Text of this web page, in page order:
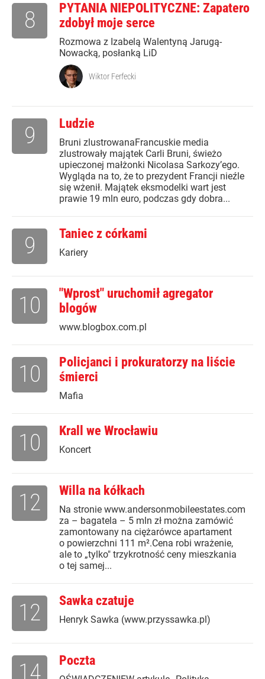
PYTANIA NIEPOLITYCZNE: Zapatero
zdobył moje serce
Rozmowa z Izabelą Walentyną Jarugą-
Nowacką, posłanką LiD
8
Wiktor Ferfecki
Ludzie
Bruni zlustrowanaFrancuskie media
zlustrowały majątek Carli Bruni, świeżo
upieczonej małżonki Nicolasa Sarkozy’ego.
Wygląda na to, że to prezydent Francji nieźle
się wżenił. Majątek eksmodelki wart jest
prawie 19 mln euro, podczas gdy dobra...
9
Taniec z córkami
Kariery
9
"Wprost" uruchomił agregator
blogów
www.blogbox.com.pl
10
Policjanci i prokuratorzy na liście
śmierci
Mafia
10
Krall we Wrocławiu
Koncert
10
Willa na kółkach
Na stronie www.andersonmobileestates.com
za – bagatela – 5 mln zł można zamówić
zamontowany na ciężarówce apartament
o powierzchni 111 m².Cena robi wrażenie,
ale to „tylko" trzykrotność ceny mieszkania
o tej samej...
12
Sawka czatuje
Henryk Sawka (www.przyssawka.pl)
12
Poczta
14